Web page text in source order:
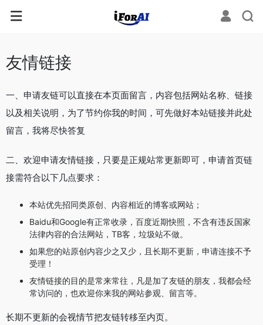
友情链接
一、申请友链可以直接在本页面留言，内容包括网站名称、链接
以及相关说明，为了节约你我的时间，可先做好本站链接并此处
留言，我将尽快答复
二、欢迎申请友情链接，只要是正规站常更新即可，申请首页链
接需符合以下几点要求：
本站优先招同类原创、内容相近的博客或网站；
Baidu和Google有正常收录，百度近期快照，不含有违反国家
法律内容的合法网站，TB客，垃圾站不做。
如果您的站原创内容少之又少，且长期不更新，申请连接不予
受理！
友情链接的目的是常来常往，凡是加了友链的朋友，我都会经
常访问的，也欢迎你来我的网站参观、留言等。
长期不更新的会视情节把友链转移至内页。